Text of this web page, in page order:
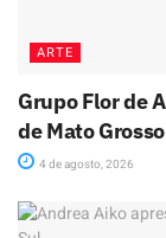
ARTE
Grupo Flor de
de Mato
4 de agosto, 2026